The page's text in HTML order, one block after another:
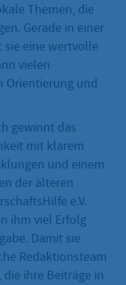
Themen, die
Gerade in einer
eine wertvolle
vielen
Orientierung und
gewinnt das
mit klarem
und einem
der älteren
e.V.
ihm viel Erfolg
Damit sie
Redaktionsteam
ihre Beiträge in